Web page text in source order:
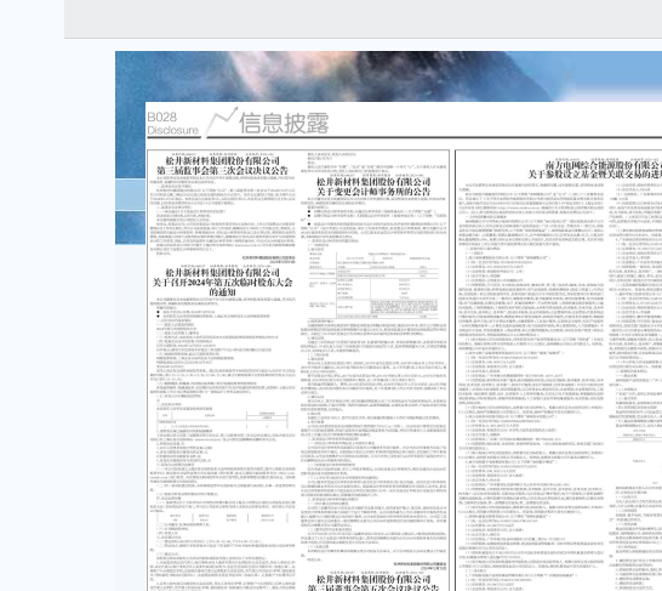
本公司及董
假记载、误
一、特别
（一）本次
（二）本次
二、会议
（一）会议
于2024年11
议通知。